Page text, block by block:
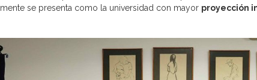
se presenta como la universidad con mayor proyección